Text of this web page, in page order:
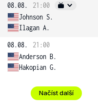
08.08.
21:00
Johnson S.
Ilagan A.
08.08.
21:00
Anderson B.
Hakopian G.
Načíst další